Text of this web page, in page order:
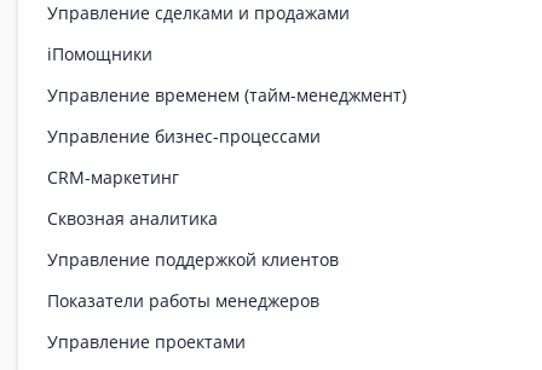
Управление сделками и продажами
iПомощники
Управление временем (тайм-менеджмент)
Управление бизнес-процессами
CRM-маркетинг
Сквозная аналитика
Управление поддержкой клиентов
Показатели работы менеджеров
Управление проектами